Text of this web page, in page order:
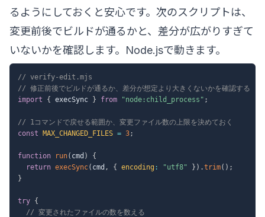
るようにしておくと安心です。次のスクリプトは、
変更前後でビルドが通るかと、差分が広がりすぎて
いないかを確認します。Node.jsで動きます。
// verify-edit.mjs
// 修正前後でビルドが通るか、差分が想定より大きくないかを確認する
import
{ execSync } from "node:child_process" ;
// 1コマンドで戻せる範囲か、変更ファイル数の上限を決めておく
const
MAX_CHANGED_FILES = 3;
function run( cmd )
{
return execSync( cmd , { encoding : "utf8" } ) .trim( ) ;
}
try {
// 変更されたファイルの数を数える